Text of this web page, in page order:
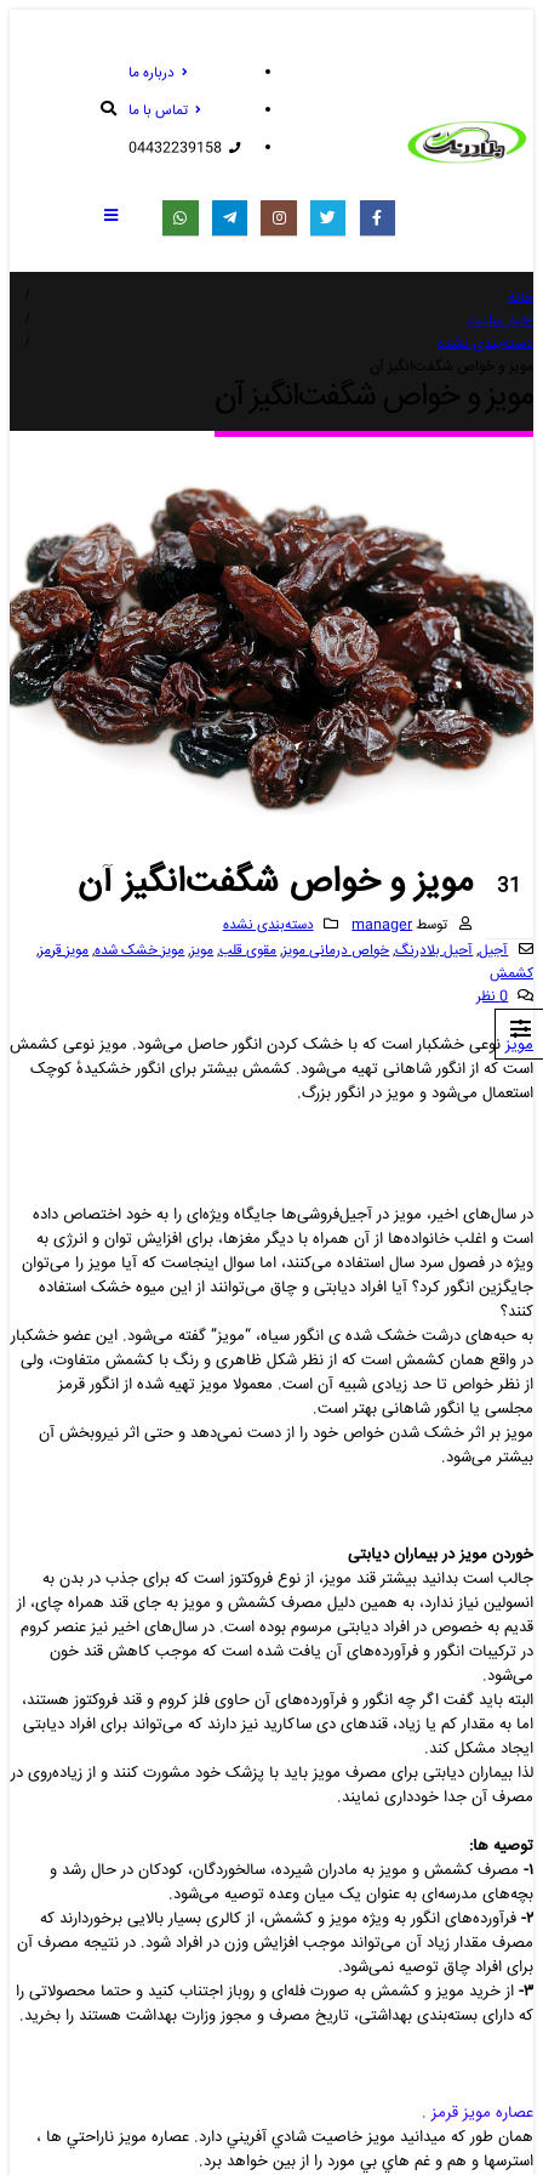
درباره ما
تماس با ما
04432239158
خانه
اخبار سایت
دسته‌بندی نشده
31 مویز و خواص شگفت‌انگیز آن
توسطmanager
دسته‌بندی نشده
آجیل,آحیل بلادرنگ,خواص درمانی مویز,مقوی قلب,مویز,مویز خشک شده,مویز قرمز,
کشمش
0 نظر
مویز نوعی خشکبار است که با خشک کردن انگور حاصل می‌شود. مویز نوعی کشمش
است که از انگور شاهانی تهیه می‌شود. کشمش بیشتر برای انگور خشکیدهٔ کوچک
استعمال می‌شود و مویز در انگور بزرگ.
در سال‌های اخیر، مویز در آجیل‌فروشی‌ها جایگاه ویژه‌ای را به خود اختصاص داده
است و اغلب خانواده‌ها از آن همراه با دیگر مغزها، برای افزایش توان و انرژی به
ویژه در فصول سرد سال استفاده می‌کنند، اما سوال اینجاست که آیا مویز را می‌توان
جایگزین انگور کرد؟ آیا افراد دیابتی و چاق می‌توانند از این میوه خشک استفاده
کنند؟
به حبه‌های درشت خشک شده ی انگور سیاه، “مویز” گفته می‌شود. این عضو خشکبار
در واقع همان کشمش است که از نظر شکل ظاهری و رنگ با کشمش متفاوت، ولی
از نظر خواص تا حد زیادی شبیه آن است. معمولا مویز تهیه شده از انگور قرمز
مجلسی یا انگور شاهانی بهتر است.
مویز بر اثر خشک شدن خواص خود را از دست نمی‌دهد و حتی اثر نیروبخش آن
بیشتر می‌شود.
خوردن مویز در بیماران دیابتی
جالب است بدانید بیشتر قند مویز، از نوع فروکتوز است که برای جذب در بدن به
انسولین نیاز ندارد، به همین دلیل مصرف کشمش و مویز به جای قند همراه چای، از
قدیم به خصوص در افراد دیابتی مرسوم بوده است. در سال‌های اخیر نیز عنصر کروم
در ترکیبات انگور و فرآورده‌های آن یافت شده است که موجب کاهش قند خون
می‌شود.
البته باید گفت اگر چه انگور و فرآورده‌های آن حاوی فلز کروم و قند فروکتوز هستند،
اما به مقدار کم یا زیاد، قندهای دی ساکارید نیز دارند که می‌تواند برای افراد دیابتی
ایجاد مشکل کند.
لذا بیماران دیابتی برای مصرف مویز باید با پزشک خود مشورت کنند و از زیاده‌روی در
مصرف آن جدا خودداری نمایند.
توصیه ها:
۱- مصرف کشمش و مویز به مادران شیرده، سالخوردگان، کودکان در حال رشد و
بچه‌های مدرسه‌‌ای به عنوان یک میان وعده توصیه می‌شود.
۲- فرآورده‌های انگور به ویژه مویز و کشمش، از کالری بسیار بالایی برخوردارند که
مصرف مقدار زیاد آن می‌تواند موجب افزایش وزن در افراد شود. در نتیجه مصرف آن
برای افراد چاق توصیه نمی‌شود.
۳- از خرید مویز و کشمش به صورت فله‌ای و روباز اجتناب کنید و حتما محصولاتی را
که دارای بسته‌بندی بهداشتی، تاریخ مصرف و مجوز وزارت بهداشت هستند را بخرید.
عصاره مويز قرمز .
همان طور که ميدانيد مويز خاصيت شادي آفريني دارد. عصاره مويز ناراحتي ها ،
استرسها و هم و غم هاي بي مورد را از بين خواهد برد.